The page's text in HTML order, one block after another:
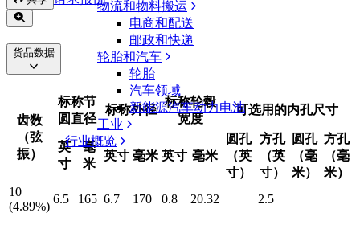
物流和物料搬运
电商和配送
邮政和快递
轮胎和汽车
轮胎
汽车领域
新能源汽车动力电池
工业
行业概览
货品数据
齿数
（弦
振）
标称节
圆直径
标称外径
标称轮毂
宽度
可选用的内孔尺寸
英
寸
毫
米
英寸 毫米 英寸 毫米
圆孔
（英
寸）
方孔
（英
寸）
圆孔
（毫
米）
方孔
（毫
米）
10
(4.89%)
6.5 165 6.7 170 0.8 20.32 2.5